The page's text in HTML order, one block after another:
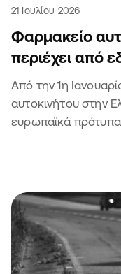
21 Ιουλίου 2026
Φαρμακείο
περιέχει από
Από την 1η
αυτοκινήτου στην
ευρωπαϊκά